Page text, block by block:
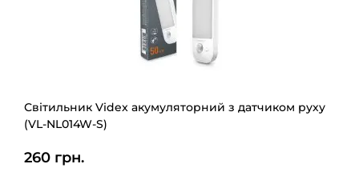
Світильник Videx акумуляторний з датчиком руху
(VL-NL014W-S)
260 грн.